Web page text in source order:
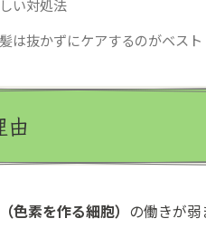
い対処法
は抜かずにケアするのがベスト
色素を作る細胞） の働きが